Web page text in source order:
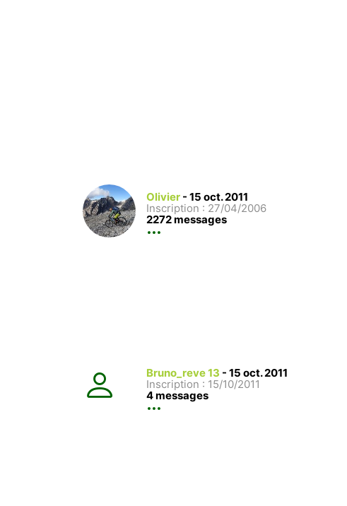
Olivier - 15 oct. 2011
Inscription : 27/04/2006
2272 messages
Bruno_reve 13 - 15 oct. 2011
Inscription : 15/10/2011
4 messages